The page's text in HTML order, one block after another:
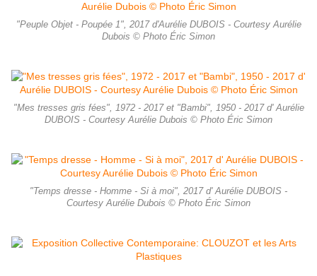
"Peuple Objet - Poupée 1", 2017 d'Aurélie DUBOIS - Courtesy Aurélie
Dubois © Photo Éric Simon
"Mes tresses gris fées", 1972 - 2017 et "Bambi", 1950 - 2017 d' Aurélie
DUBOIS - Courtesy Aurélie Dubois © Photo Éric Simon
"Temps dresse - Homme - Si à moi", 2017 d' Aurélie DUBOIS -
Courtesy Aurélie Dubois © Photo Éric Simon